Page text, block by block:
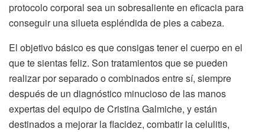
protocolo corporal sea un sobresaliente en eficacia para
conseguir una silueta espléndida de pies a cabeza.
El objetivo básico es que consigas tener el cuerpo en el
que te sientas feliz. Son tratamientos que se pueden
realizar por separado o combinados entre sí, siempre
después de un diagnóstico minucioso de las manos
expertas del equipo de Cristina Galmiche, y están
destinados a mejorar la flacidez, combatir la celulitis,